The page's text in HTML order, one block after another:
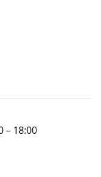
– 18:00